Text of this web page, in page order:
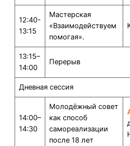
12:40-
13:15
Мастерская
«Взаимодействуем
помогая».
13:15–
14:00
Перерыв
Дневная сессия
14:00–
14:30
Молодёжный совет
как способ
самореализации
после 18 лет